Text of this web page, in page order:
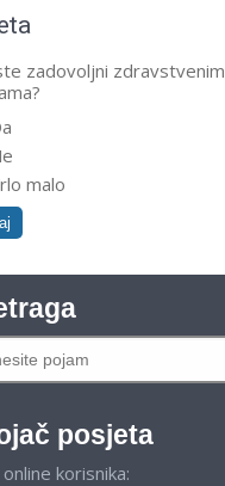
zadovoljni zdravstvenim
malo
posjeta
korisnika: